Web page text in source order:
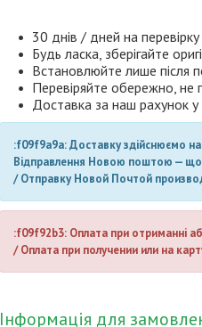
30 днів / дней на
Будь ласка, зберігайте
Встановлюйте лише після
Перевіряйте обережно, не
Доставка за наш рахунок у
:f09f9a9a: Доставку здійснюємо
Відправлення Новою поштою —
/ Отправку Новой Почтой
:f09f92b3: Оплата при отриманні
/ Оплата при получении или на
Інформація для